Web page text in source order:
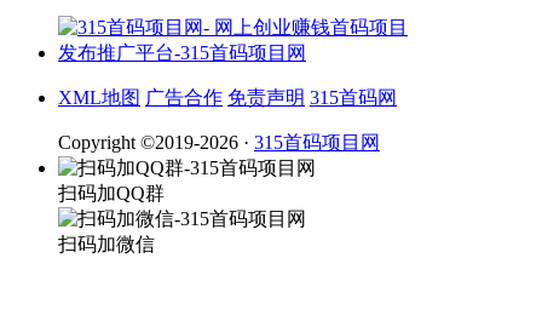
XML地图 广告合作 免责声明 315首码网
Copyright ©2019-2026 · 315首码项目网
扫码加QQ群
扫码加微信